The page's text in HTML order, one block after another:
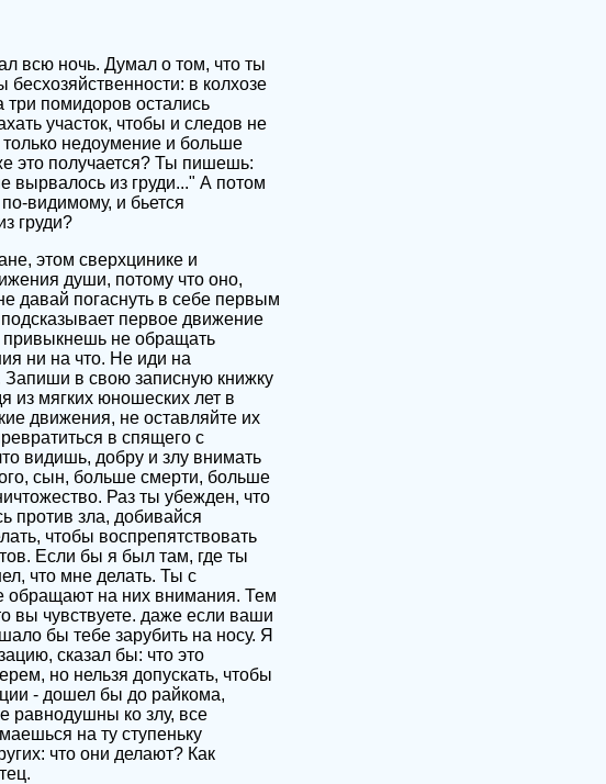
всю ночь. Думал о том, что ты
в колхозе
три помидоров остались
участок, чтобы и следов не
только недоумение и больше
это получается? Ты пишешь:
вырвалось из груди..." А потом
видимому, и бьется
груди?
этом сверхцинике и
души, потому что оно,
давай погаснуть в себе первым
первое движение
привыкнешь не обращать
ни на что. Не иди на
Запиши в свою записную книжку
из мягких юношеских лет в
движения, не оставляйте их
в спящего с
видишь, добру и злу внимать
сын, больше смерти, больше
Раз ты убежден, что
против зла, добивайся
чтобы воспрепятствовать
Если бы я был там, где ты
что мне делать. Ты с
обращают на них внимания. Тем
вы чувствуете. даже если ваши
бы тебе зарубить на носу. Я
сказал бы: что это
но нельзя допускать, чтобы
- дошел бы до райкома,
равнодушны ко злу, все
на ту ступеньку
что они делают? Как